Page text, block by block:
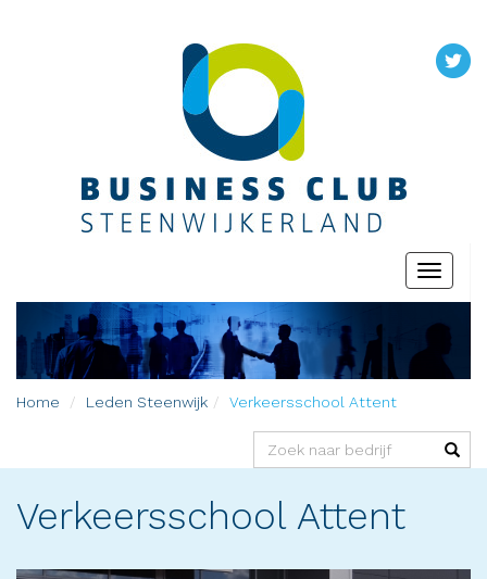
Toggle
Home Leden Steenwijk Verkeersschool Attent
Verkeersschool Attent